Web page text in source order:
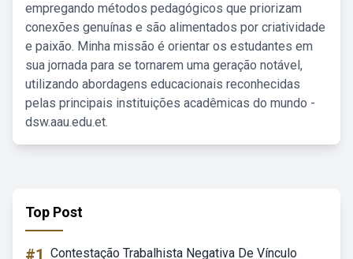
empregando métodos pedagógicos que priorizam
conexões genuínas e são alimentados por criatividade
e paixão. Minha missão é orientar os estudantes em
sua jornada para se tornarem uma geração notável,
utilizando abordagens educacionais reconhecidas
pelas principais instituições acadêmicas do mundo -
dsw.aau.edu.et.
Top Post
#1 Contestação Trabalhista Negativa De Vínculo